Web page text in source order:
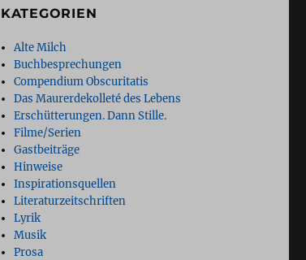
KATEGORIEN
Alte Milch
Buchbesprechungen
Compendium Obscuritatis
Das Maurerdekolleté des Lebens
Erschütterungen. Dann Stille.
Filme/Serien
Gastbeiträge
Hinweise
Inspirationsquellen
Literaturzeitschriften
Lyrik
Musik
Prosa